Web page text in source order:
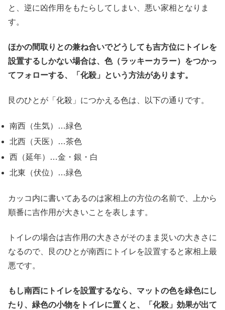
と、逆に凶作用をもたらしてしまい、悪い家相となりま
す。
ほかの間取りとの兼ね合いでどうしても吉方位にトイレを
設置するしかない場合は、色（ラッキーカラー）をつかっ
てフォローする、「化殺」という方法があります。
艮のひとが「化殺」につかえる色は、以下の通りです。
南西（生気）…緑色
北西（天医）…茶色
西（延年）…金・銀・白
北東（伏位）…緑色
カッコ内に書いてあるのは家相上の方位の名前で、上から
順番に吉作用が大きいことを表します。
トイレの場合は吉作用の大きさがそのまま災いの大きさに
なるので、艮のひとが南西にトイレを設置すると家相上最
悪です。
もし南西にトイレを設置するなら、マットの色を緑色にし
たり、緑色の小物をトイレに置くと、「化殺」効果が出て